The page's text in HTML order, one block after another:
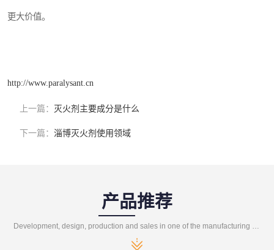
更大价值。
http://www.paralysant.cn
上一篇： 灭火剂主要成分是什么
下一篇： 淄博灭火剂使用领域
产品推荐